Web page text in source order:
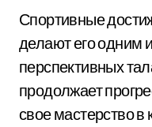
Спортивные
делают его одним
перспективных
продолжает
свое мастерство